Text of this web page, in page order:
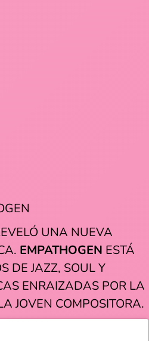
UNA NUEVA
EMPATHOGEN ESTÁ
DE JAZZ, SOUL Y
ENRAIZADAS POR LA
JOVEN COMPOSITORA.